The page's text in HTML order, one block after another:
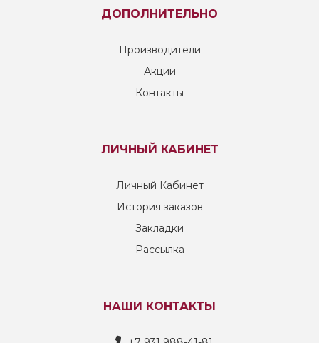
ДОПОЛНИТЕЛЬНО
Производители
Акции
Контакты
ЛИЧНЫЙ КАБИНЕТ
Личный Кабинет
История заказов
Закладки
Рассылка
НАШИ КОНТАКТЫ